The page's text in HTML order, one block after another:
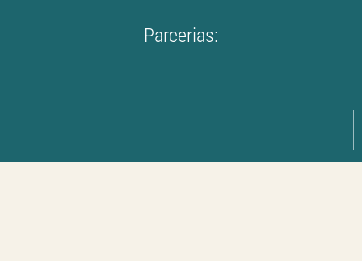
Parcerias: